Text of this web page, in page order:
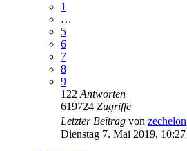
1
…
5
6
7
8
9
122 Antworten
619724 Zugriffe
Letzter Beitrag von zechelon
Dienstag 7. Mai 2019, 10:27